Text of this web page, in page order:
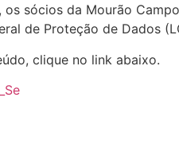
os sócios da Mourão
de Proteção de Dados
clique no link abaixo.